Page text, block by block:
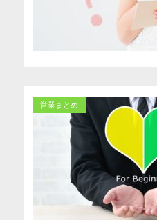
営業まとめ